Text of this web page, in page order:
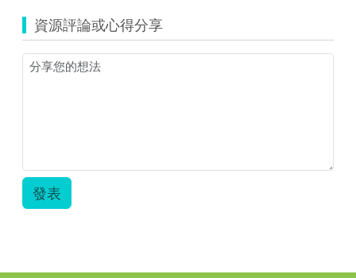
圖)5g.jpg
資源評論或心得分享
發表